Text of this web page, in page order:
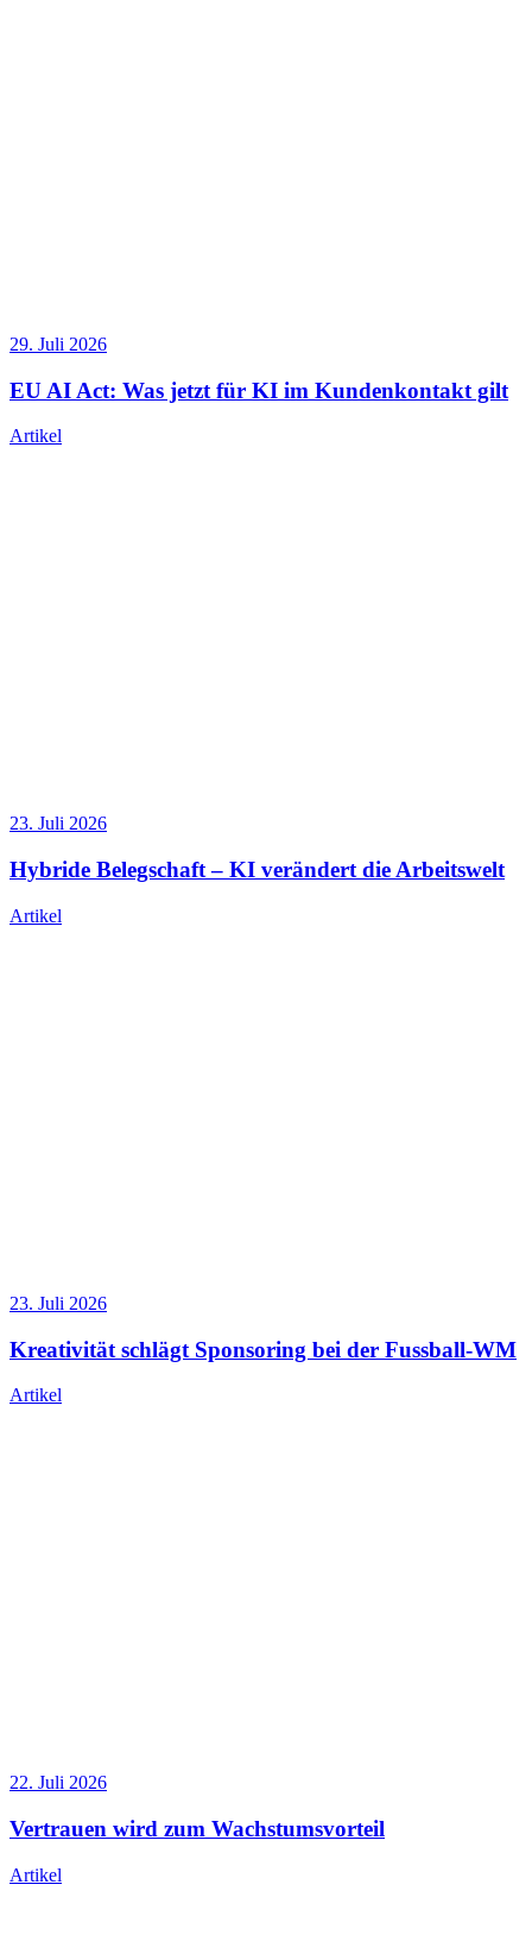
29. Juli 2026
EU AI Act: Was jetzt für KI im Kundenkontakt gilt
Artikel
23. Juli 2026
Hybride Belegschaft – KI verändert die Arbeitswelt
Artikel
23. Juli 2026
Kreativität schlägt Sponsoring bei der Fussball-WM
Artikel
22. Juli 2026
Vertrauen wird zum Wachstumsvorteil
Artikel